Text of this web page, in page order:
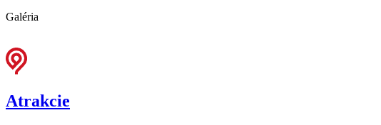
Galéria
Atrakcie